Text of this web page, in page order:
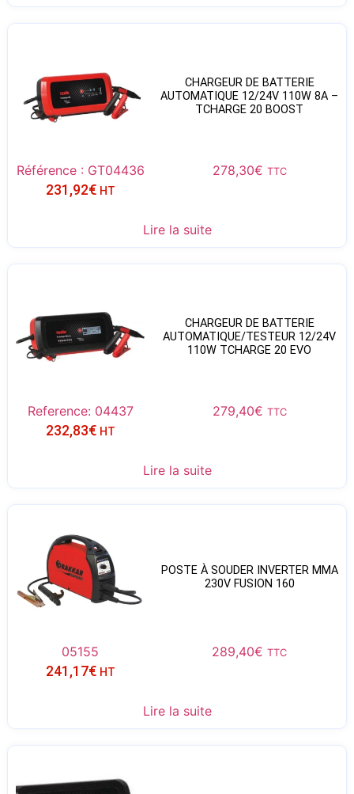
CHARGEUR DE BATTERIE
AUTOMATIQUE 12/24V 110W 8A –
TCHARGE 20 BOOST
Référence : GT04436 278,30€ TTC
231,92€ HT
Lire la suite
CHARGEUR DE BATTERIE
AUTOMATIQUE/TESTEUR 12/24V
110W TCHARGE 20 EVO
Reference: 04437 279,40€ TTC
232,83€ HT
Lire la suite
POSTE À SOUDER INVERTER MMA
230V FUSION 160
05155 289,40€ TTC
241,17€ HT
Lire la suite